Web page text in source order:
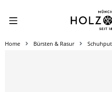
Zum Hauptinhalt springen
Home Bürsten & Rasur